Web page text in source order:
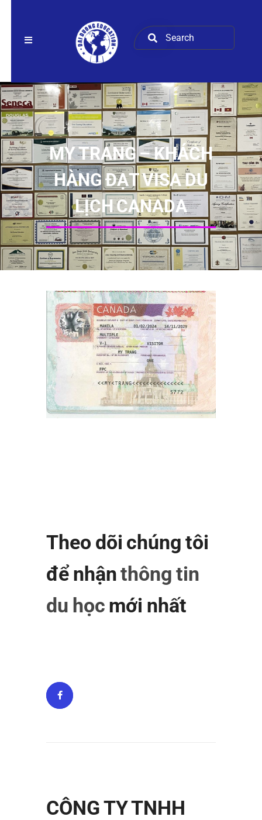
MY TRANG – KHÁCH
HÀNG ĐẠT VISA DU
LỊCH CANADA
Theo dõi chúng tôi
để nhậnthông tin
du học mới nhất
CÔNG TY TNHH